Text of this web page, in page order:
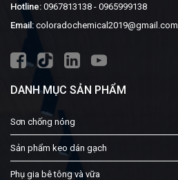
Hotline: 0967813138 - 0965999138
Email: coloradochemical2019@gmail.com
DANH MỤC SẢN PHẨM
Sơn chống nóng
Sản phẩm keo dán gạch
Phụ gia bê tông và vữa